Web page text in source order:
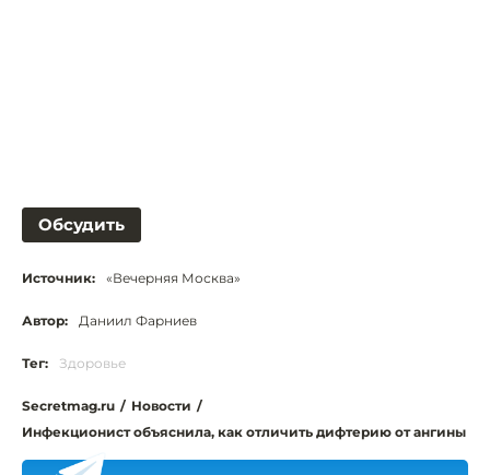
Обсудить
Источник: «Вечерняя Москва»
Автор: Даниил Фарниев
Тег: Здоровье
Secretmag.ru / Новости /
Инфекционист объяснила, как отличить дифтерию от ангины